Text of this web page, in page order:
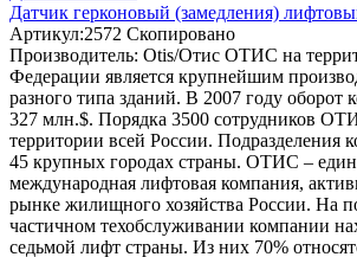
Датчик герконовый (замедления)
Артикул:2572 Скопировано
Производитель: Otis/Отис ОТИС на
Федерации является крупнейшим
разного типа зданий. В 2007 году оборот
327 млн.$. Порядка 3500 сотрудников
территории всей России. Подразделения
45 крупных городах страны. ОТИС –
международная лифтовая компания,
рынке жилищного хозяйства России. На
частичном техобслуживании компании
седьмой лифт страны. Из них 70%